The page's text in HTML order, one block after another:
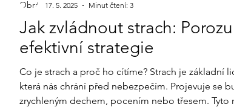
Jak zvládnout strach:
efektivní strategie
Co je strach a proč ho cítíme? Strach je základní
která nás chrání před nebezpečím. Projevuje se
zrychleným dechem, pocením nebo třesem. Tyto
17. 5. 2025
Minut čtení: 3